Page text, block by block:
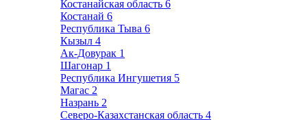
Костанайская область 6
Костанай 6
Республика Тыва 6
Кызыл 4
Ак-Довурак 1
Шагонар 1
Республика Ингушетия 5
Магас 2
Назрань 2
Северо-Казахстанская область 4